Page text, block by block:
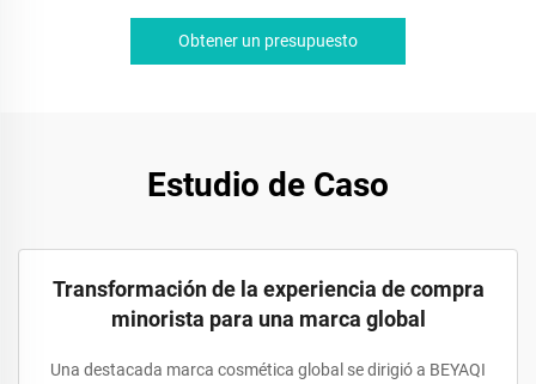
Obtener un presupuesto
Estudio de Caso
Transformación de la experiencia de compra
minorista para una marca global
Una destacada marca cosmética global se dirigió a BEYAQI